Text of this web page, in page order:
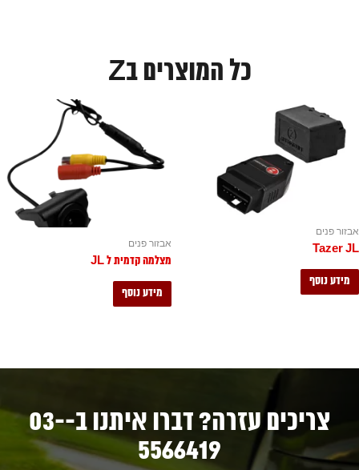
כל המוצרים בZ
אבזור פנים
Tazer JL
מידע נוסף
אבזור פנים
מצלמה קדמית ל JL
מידע נוסף
צריכים עזרה? דברו איתנו ב-03-
5566419